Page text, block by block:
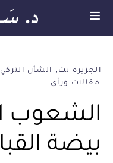
الجزيرة نت الشأن التركي
مقالات ورأي
الشعوب
بيضة